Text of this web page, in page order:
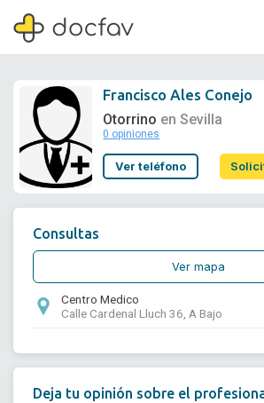
Soporte
Francisco Ales Conejo
Otorrino en Sevilla
0 opiniones
Ver teléfono
Consultas
Ver mapa
Centro Medico
Calle Cardenal Lluch 36, A Bajo
Deja tu opinión sobre el